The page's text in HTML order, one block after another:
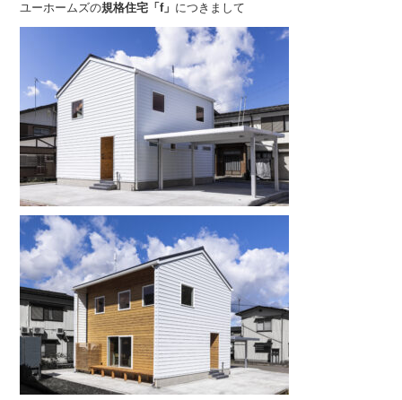
ユーホームズの規格住宅「f」 につきまして